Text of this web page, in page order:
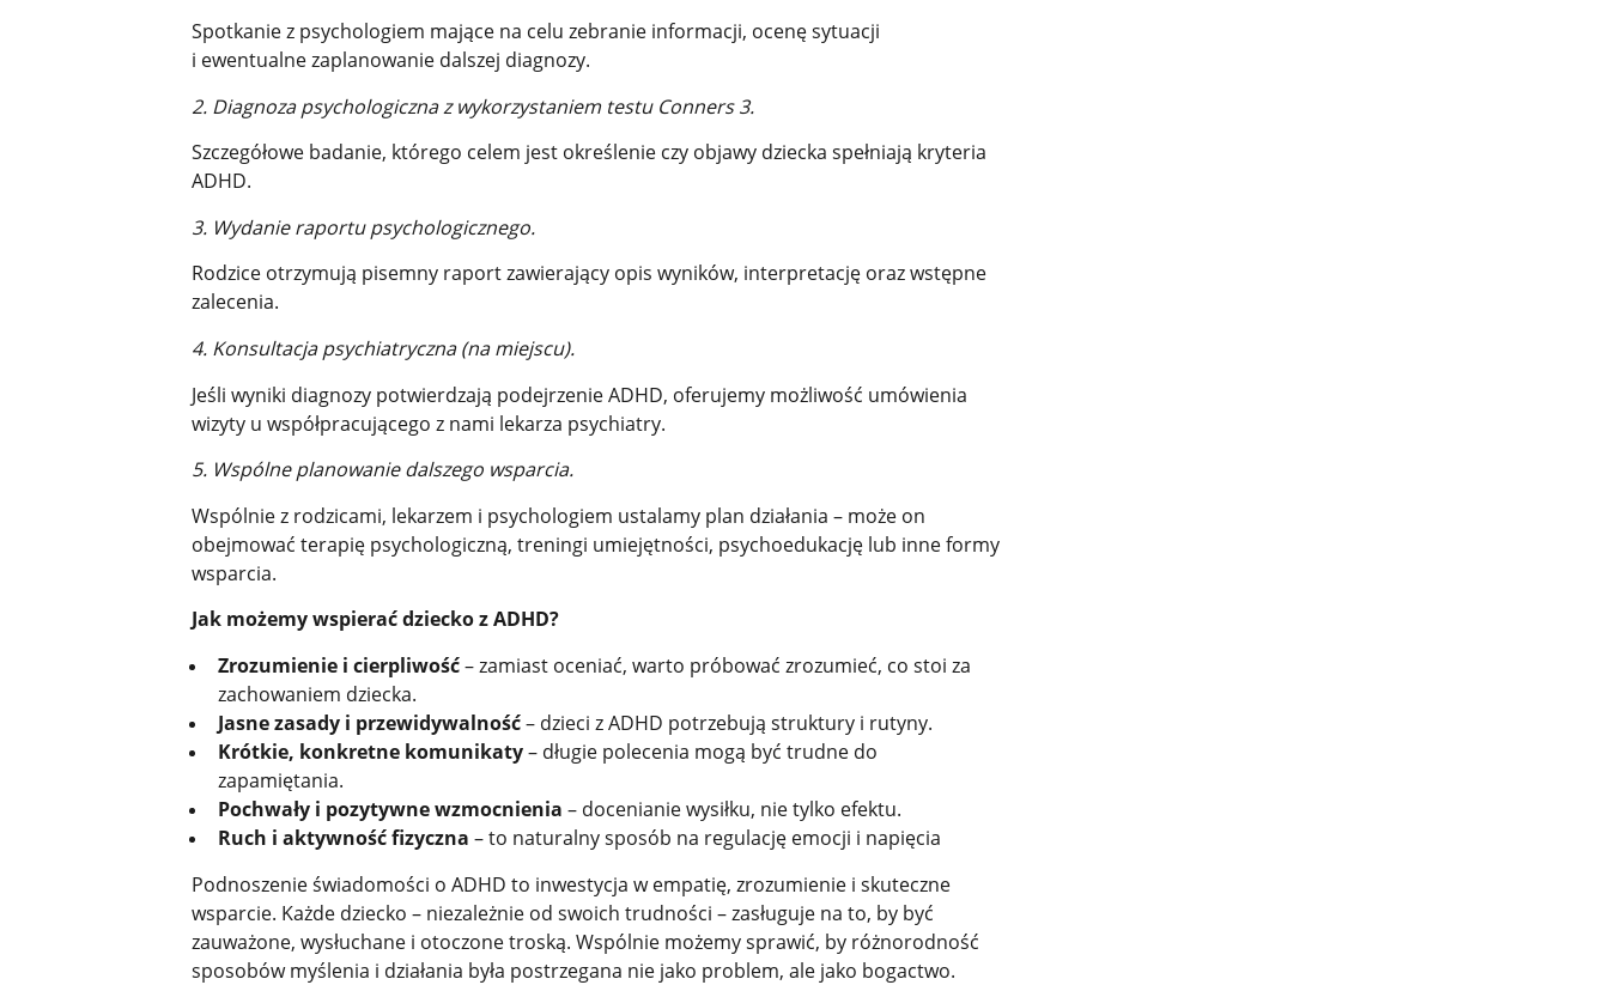
Spotkanie z psychologiem mające na celu zebranie informacji, ocenę sytuacji
i ewentualne zaplanowanie dalszej diagnozy.
2. Diagnoza psychologiczna z wykorzystaniem testu Conners 3.
Szczegółowe badanie, którego celem jest określenie czy objawy dziecka spełniają kryteria
ADHD.
3. Wydanie raportu psychologicznego.
Rodzice otrzymują pisemny raport zawierający opis wyników, interpretację oraz wstępne
zalecenia.
4. Konsultacja psychiatryczna (na miejscu).
Jeśli wyniki diagnozy potwierdzają podejrzenie ADHD, oferujemy możliwość umówienia
wizyty u współpracującego z nami lekarza psychiatry.
5. Wspólne planowanie dalszego wsparcia.
Wspólnie z rodzicami, lekarzem i psychologiem ustalamy plan działania – może on
obejmować terapię psychologiczną, treningi umiejętności, psychoedukację lub inne formy
wsparcia.
Jak możemy wspierać dziecko z ADHD?
Zrozumienie i cierpliwość– zamiast oceniać, warto próbować zrozumieć, co stoi za
zachowaniem dziecka.
Jasne zasady i przewidywalność– dzieci z ADHD potrzebują struktury i rutyny.
Krótkie, konkretne komunikaty– długie polecenia mogą być trudne do
zapamiętania.
Pochwały i pozytywne wzmocnienia – docenianie wysiłku, nie tylko efektu.
Ruch i aktywność fizyczna – to naturalny sposób na regulację emocji i napięcia
Podnoszenie świadomości o ADHD to inwestycja w empatię, zrozumienie i skuteczne
wsparcie. Każde dziecko – niezależnie od swoich trudności – zasługuje na to, by być
zauważone, wysłuchane i otoczone troską. Wspólnie możemy sprawić, by różnorodność
sposobów myślenia i działania była postrzegana nie jako problem, ale jako bogactwo.